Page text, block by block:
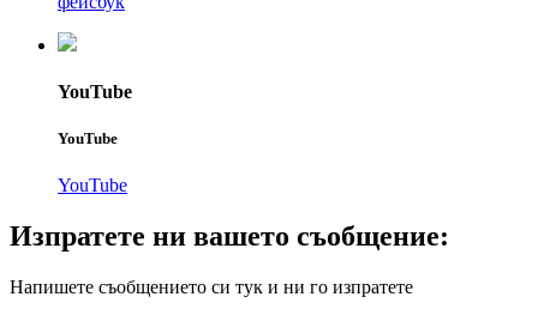
YouTube
YouTube
YouTube
Изпратете ни вашето съобщение:
Напишете съобщението си тук и ни го изпратете